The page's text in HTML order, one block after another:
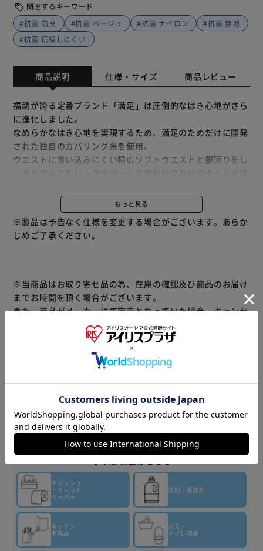
関連するキーワード
#抗菌 防臭
#抗菌 ベージュ #抗菌 ナイロン
#抗菌 無地
#抗菌 伝線しにくい
商品説明 仕様・サイズ 商品レビュー
福助が誇る定番ブランド「満足」は圧倒的なはき心地がさら
に進化しました。
なめらかなはき心地を実現するため、満足のためだけに開発
された独自のカバリング糸を使用。
ウエストに食い込みにくい幅広ソフトウエストと腰回りをし
心地のストッキングです。
満足 美しく心地いい 伝線しにくいノンラン設計
するするはけて、締め付けにくい。
強。
2.なめらかで、伝線しにくい。
・この商品は全く伝線しないものではありません。強く引っ
ぱられますと、伝線する場合もございます。お取り扱いには
る場合がありますが、着用上は問題ございません。
・パッケージのイラスト及び写真は着用イメージです。実際
の商品とは異なる場合があります。
もっと見る
※製品は予告なく仕様を変更する場合がございます。あらか
じめご了承ください。
※当商品はお取り寄せ品の為、在庫の確認及び商品のお届け
までお時間を頂く場合がございます。
また、商品がメーカーにて完売となっていた場合、キャンセ
ル又は注文内容の変更をお願いいたしております。
予めご了承くださいますようお願いいたします。
商品はアイリスプラザがセレクトしたオススメ商品です。
≪こちらの商品は当社指定の運送会社で配送致します≫
商品情報
ティッシュ・
トイレット
ペーパー
洗剤・柔軟剤
キッチン
消耗品
バス・
トイレ用品